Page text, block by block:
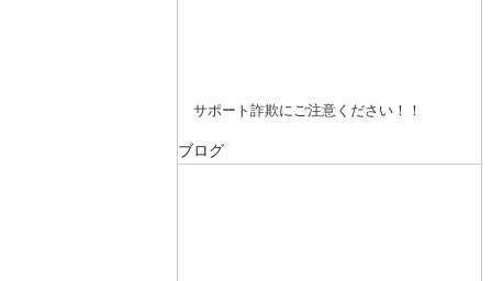
サポート詐欺にご注意ください！！
ブログ